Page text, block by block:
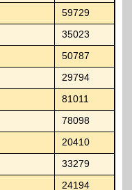
59729
35023
50787
29794
81011
78098
20410
33279
24194